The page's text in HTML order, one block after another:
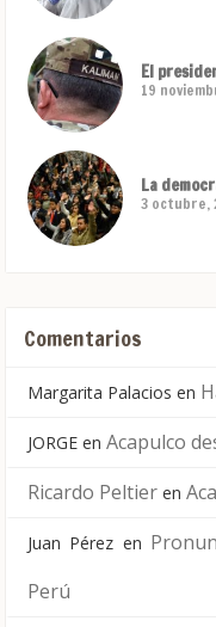
El
19
La
3 octubre,
Comentarios
Margarita Palacios en
JORGE en Acapulco
Ricardo Peltier en
Juan Pérez en
Perú